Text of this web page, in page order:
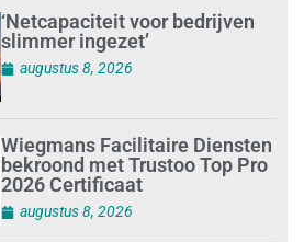
‘Netcapaciteit voor bedrijven
slimmer ingezet’
augustus 8, 2026
Wiegmans Facilitaire Diensten
bekroond met Trustoo Top Pro
2026 Certificaat
augustus 8, 2026